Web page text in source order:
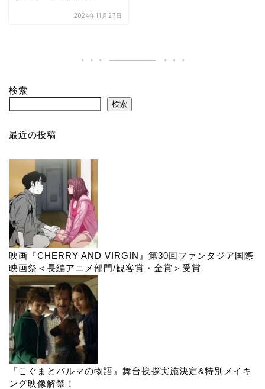
2024年11月27日
検索
検索
最近の投稿
映画『CHERRY AND VIRGIN』第30回ファンタジア国際
映画祭＜長編アニメ部門/観客賞・金賞＞受賞
『こぐまとパルマの物語』舞台挨拶実施決定&特別メイキ
ング映像解禁！